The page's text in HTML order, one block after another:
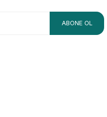
ABONE OL